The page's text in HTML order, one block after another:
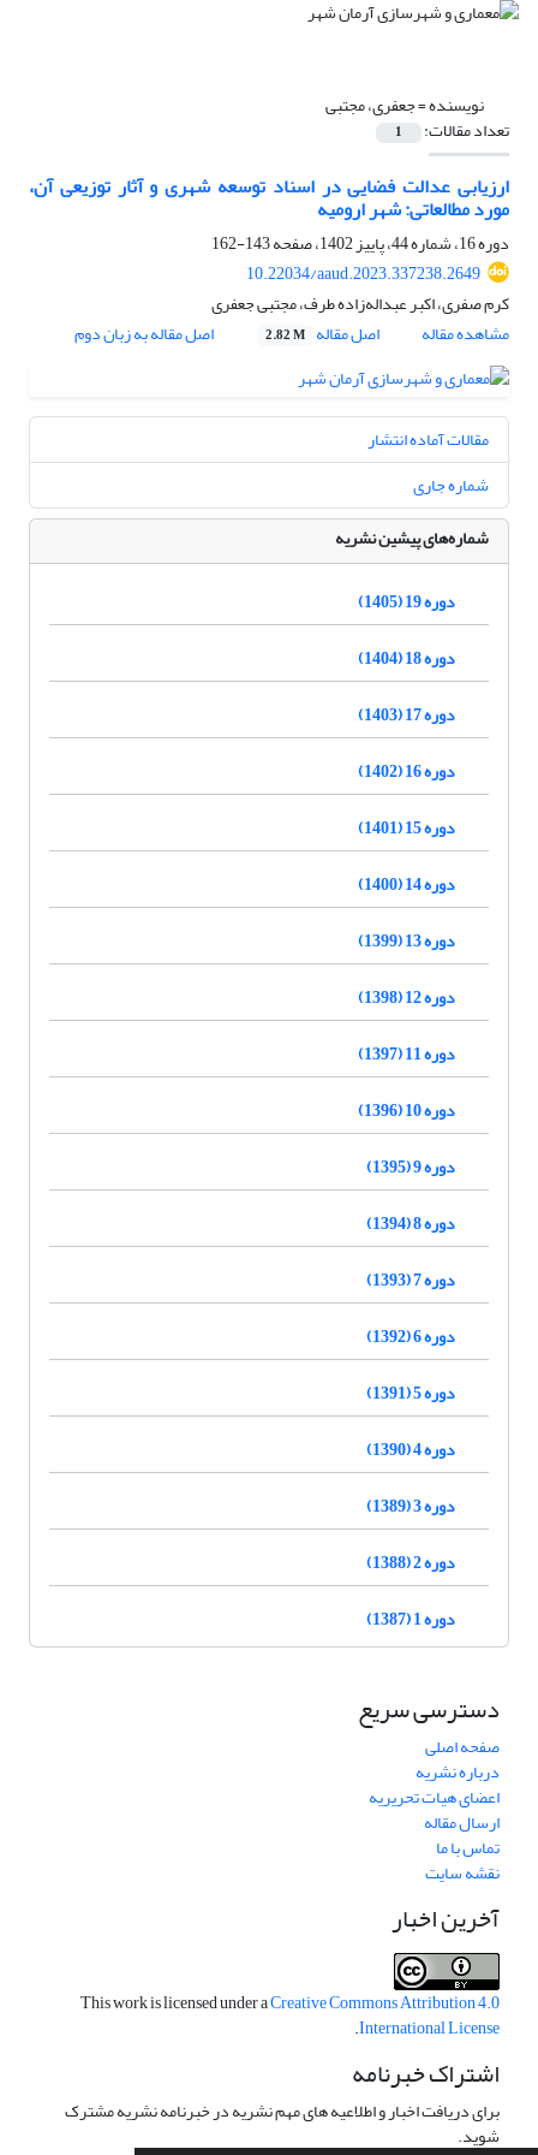
نویسنده =جعفری، مجتبی
تعداد مقالات: 1
ارزیابی عدالت فضایی در اسناد توسعه شهری و آثار توزیعی آن،
مورد مطالعاتی: شهر ارومیه
دوره 16، شماره 44، پاییز 1402، صفحه
143-162
10.22034/aaud.2023.337238.2649
کرم صفری، اکبر عبداله‌زاده طرف، مجتبی جعفری
مشاهده مقاله
اصل مقاله 2.82 M اصل مقاله به زبان دوم
مقالات آماده انتشار
شماره جاری
شماره‌های پیشین نشریه
دوره 19 (1405)
دوره 18 (1404)
دوره 17 (1403)
دوره 16 (1402)
دوره 15 (1401)
دوره 14 (1400)
دوره 13 (1399)
دوره 12 (1398)
دوره 11 (1397)
دوره 10 (1396)
دوره 9 (1395)
دوره 8 (1394)
دوره 7 (1393)
دوره 6 (1392)
دوره 5 (1391)
دوره 4 (1390)
دوره 3 (1389)
دوره 2 (1388)
دوره 1 (1387)
دسترسی سریع
صفحه اصلی
درباره نشریه
اعضای هیات تحریریه
ارسال مقاله
تماس با ما
نقشه سایت
آخرین اخبار
This work is licensed under aCreative Commons Attribution 4.0
International License
.
اشتراک خبرنامه
برای دریافت اخبار و اطلاعیه های مهم نشریه در خبرنامه نشریه مشترک
شوید.